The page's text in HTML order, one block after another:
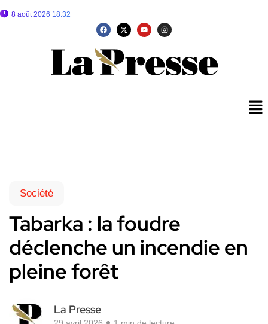
8 août 2026 18:32
Société
Tabarka : la foudre
déclenche un incendie en
pleine forêt
La Presse